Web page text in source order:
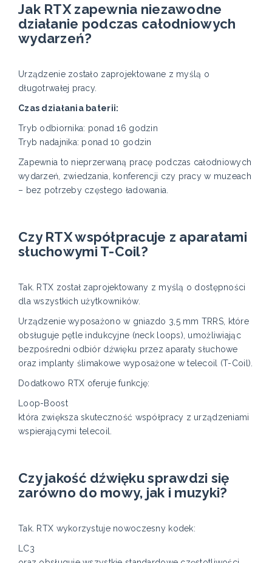
Jak RTX zapewnia niezawodne
działanie podczas całodniowych
wydarzeń?
Urządzenie zostało zaprojektowane z myślą o
długotrwałej pracy.
Czas działania baterii:
Tryb odbiornika: ponad 16 godzin
Tryb nadajnika: ponad 10 godzin
Zapewnia to nieprzerwaną pracę podczas całodniowych
wydarzeń, zwiedzania, konferencji czy pracy w muzeach
– bez potrzeby częstego ładowania.
Czy RTX współpracuje z aparatami
słuchowymi T-Coil?
Tak. RTX został zaprojektowany z myślą o dostępności
dla wszystkich użytkowników.
Urządzenie wyposażono w gniazdo 3,5 mm TRRS, które
obsługuje pętle indukcyjne (neck loops), umożliwiając
bezpośredni odbiór dźwięku przez aparaty słuchowe
oraz implanty ślimakowe wyposażone w telecoil (T-Coil).
Dodatkowo RTX oferuje funkcję:
Loop-Boost
która zwiększa skuteczność współpracy z urządzeniami
wspierającymi telecoil.
Czy jakość dźwięku sprawdzi się
zarówno do mowy, jak i muzyki?
Tak. RTX wykorzystuje nowoczesny kodek:
LC3